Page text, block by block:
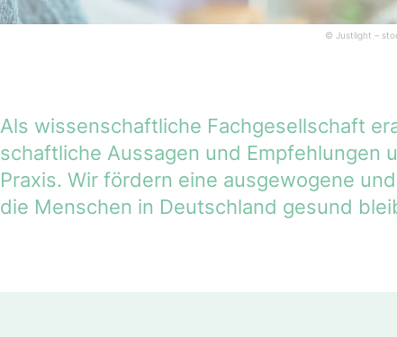
© Justlight –
Als wissenschaftliche Fachgesellschaft
schaft­liche Aussagen und Empfehlungen
Praxis. Wir fördern eine ausgewogene
die Menschen in Deutschland gesund